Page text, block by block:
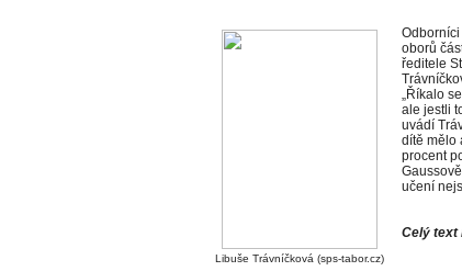
Libuše Trávníčková (sps-tabor.cz)
oborů
ředitele
„Říkalo
ale jestli
uvádí
dítě mělo
procent
učení
Celý text